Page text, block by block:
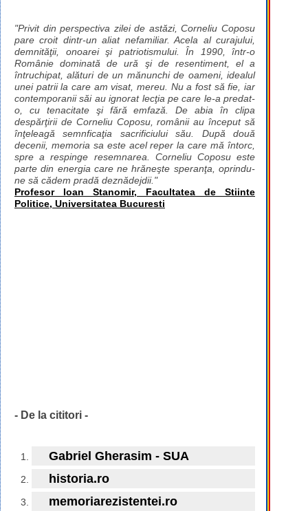
"Privit din perspectiva zilei de astăzi, Corneliu Coposu
pare croit dintr-un aliat nefamiliar. Acela al curajului,
demnităţii, onoarei şi patriotismului. În 1990, într-o
Românie dominată de ură şi de resentiment, el a
întruchipat, alături de un mănunchi de oameni, idealul
unei patrii la care am visat, mereu. Nu a fost să fie, iar
contemporanii săi au ignorat lecţia pe care le-a predat-
o, cu tenacitate şi fără emfază. De abia în clipa
despărţirii de Corneliu Coposu, românii au început să
înţeleagă semnficaţia sacrificiului său. După două
decenii, memoria sa este acel reper la care mă întorc,
spre a respinge resemnarea. Corneliu Coposu este
parte din energia care ne hrăneşte speranţa, oprindu-
ne să cădem pradă deznădejdii."
Profesor Ioan Stanomir, Facultatea de Stiinte
Politice, Universitatea Bucuresti
- De la cititori -
Gabriel Gherasim - SUA
historia.ro
memoriarezistentei.ro